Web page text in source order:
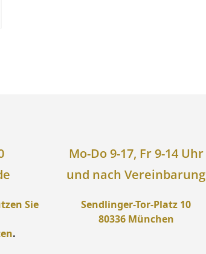
Sie
.
Mo-Do 9-17, Fr 9-14 Uhr
und nach Vereinbarung
Sendlinger-Tor-Platz 10
80336 München